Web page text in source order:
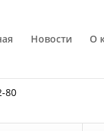
Новости О
80